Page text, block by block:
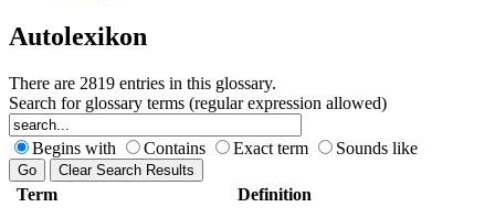
Autolexikon
There are 2819 entries in this glossary.
Search for glossary terms (regular expression allowed)
Begins with Contains Exact term Sounds like
Term Definition